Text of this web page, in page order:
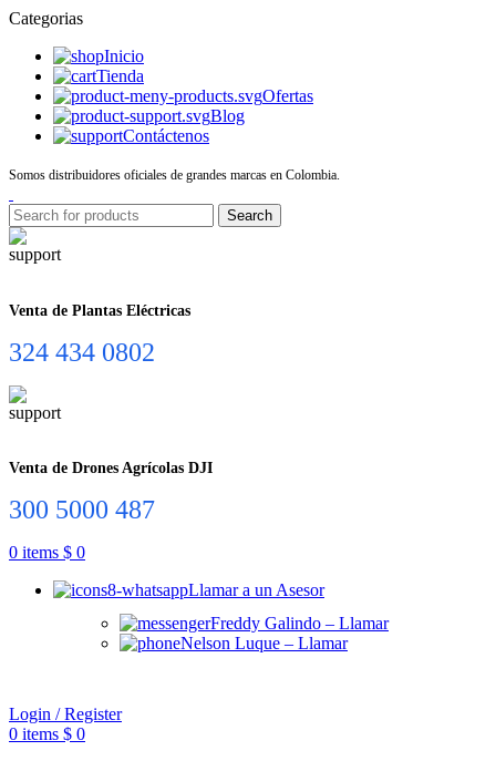
Categorias
Inicio
Tienda
Ofertas
Blog
Contáctenos
Somos distribuidores oficiales de grandes marcas en Colombia.
Search
Venta de Plantas Eléctricas
324 434 0802
Venta de Drones Agrícolas DJI
300 5000 487
0 items $ 0
Llamar a un Asesor
Freddy Galindo – Llamar
Nelson Luque – Llamar
Login / Register
0 items $ 0